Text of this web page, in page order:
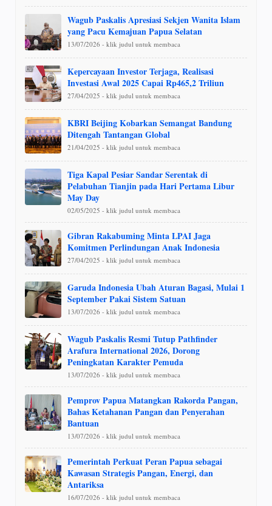
Wagub Paskalis Apresiasi Sekjen Wanita Islam
yang Pacu Kemajuan Papua Selatan
13/07/2026 - klik judul untuk membaca
Kepercayaan Investor Terjaga, Realisasi
Investasi Awal 2025 Capai Rp465,2 Triliun
27/04/2025 - klik judul untuk membaca
KBRI Beijing Kobarkan Semangat Bandung
Ditengah Tantangan Global
21/04/2025 - klik judul untuk membaca
Tiga Kapal Pesiar Sandar Serentak di
Pelabuhan Tianjin pada Hari Pertama Libur
May Day
02/05/2025 - klik judul untuk membaca
Gibran Rakabuming Minta LPAI Jaga
Komitmen Perlindungan Anak Indonesia
27/04/2025 - klik judul untuk membaca
Garuda Indonesia Ubah Aturan Bagasi, Mulai 1
September Pakai Sistem Satuan
13/07/2026 - klik judul untuk membaca
Wagub Paskalis Resmi Tutup Pathfinder
Arafura International 2026, Dorong
Peningkatan Karakter Pemuda
13/07/2026 - klik judul untuk membaca
Pemprov Papua Matangkan Rakorda Pangan,
Bahas Ketahanan Pangan dan Penyerahan
Bantuan
13/07/2026 - klik judul untuk membaca
Pemerintah Perkuat Peran Papua sebagai
Kawasan Strategis Pangan, Energi, dan
Antariksa
16/07/2026 - klik judul untuk membaca